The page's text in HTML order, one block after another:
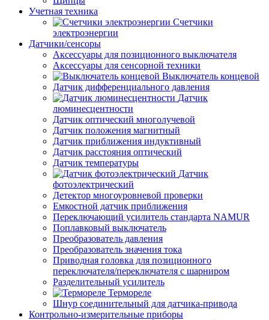
Учетная техника
Счетчики
электроэнергии
Датчики/сенсоры
Аксессуары для позиционного выключателя
Аксессуары для сенсорной техники
Выключатель концевой
Датчик дифференциального давления
Датчик
люминесцентности
Датчик оптический многолучевой
Датчик положения магнитный
Датчик приближения индуктивный
Датчик расстояния оптический
Датчик температуры
Датчик
фотоэлектрический
Детектор многоуровневой проверки
Емкостной датчик приближения
Переключающий усилитель стандарта NAMUR
Поплавковый выключатель
Преобразователь давления
Преобразователь значения тока
Приводная головка для позиционного
переключателя/переключателя с шарниром
Разделительный усилитель
Термореле
Шнур соединительный для датчика-привода
Контрольно-измерительные приборы